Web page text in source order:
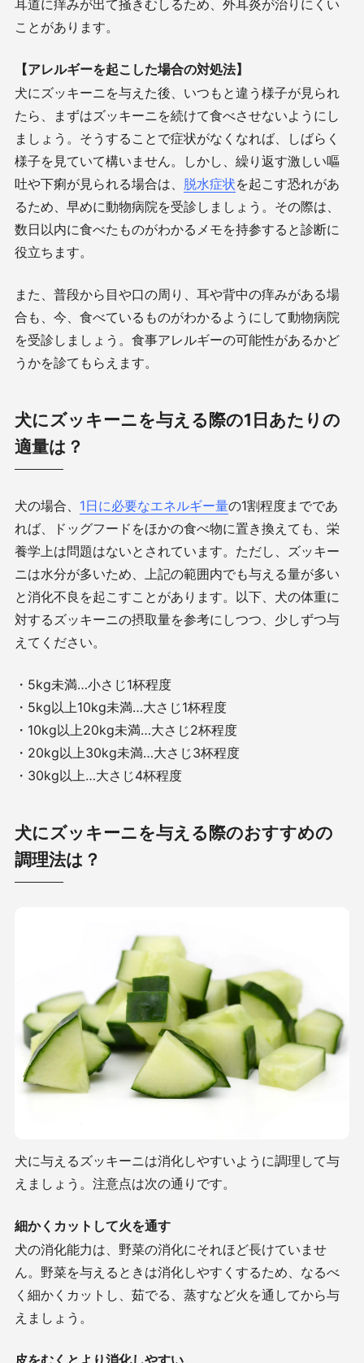
耳道に痒みが出て掻きむしるため、外耳炎が治りにくい
ことがあります。
【アレルギーを起こした場合の対処法】
犬にズッキーニを与えた後、いつもと違う様子が見られ
たら、まずはズッキーニを続けて食べさせないようにし
ましょう。そうすることで症状がなくなれば、しばらく
様子を見ていて構いません。しかし、繰り返す激しい嘔
吐や下痢が見られる場合は、 脱水症状を起こす恐れがあ
るため、早めに動物病院を受診しましょう。その際は、
数日以内に食べたものがわかるメモを持参すると診断に
役立ちます。
また、普段から目や口の周り、耳や背中の痒みがある場
合も、今、食べているものがわかるようにして動物病院
を受診しましょう。食事アレルギーの可能性があるかど
うかを診てもらえます。
犬にズッキーニを与える際の1日あたりの
適量は？
犬の場合、 1日に必要なエネルギー量の1割程度までであ
れば、ドッグフードをほかの食べ物に置き換えても、栄
養学上は問題はないとされています。ただし、ズッキー
ニは水分が多いため、上記の範囲内でも与える量が多い
と消化不良を起こすことがあります。以下、犬の体重に
対するズッキーニの摂取量を参考にしつつ、少しずつ与
えてください。
・ 5kg未満…小さじ1杯程度
・ 5kg以上10kg未満…大さじ1杯程度
・ 10kg以上20kg未満…大さじ2杯程度
・ 20kg以上30kg未満…大さじ3杯程度
・ 30kg以上…大さじ4杯程度
犬にズッキーニを与える際のおすすめの
調理法は？
犬に与えるズッキーニは消化しやすいように調理して与
えましょう。注意点は次の通りです。
細かくカットして火を通す
犬の消化能力は、野菜の消化にそれほど長けていませ
ん。野菜を与えるときは消化しやすくするため、なるべ
く細かくカットし、茹でる、蒸すなど火を通してから与
えましょう。